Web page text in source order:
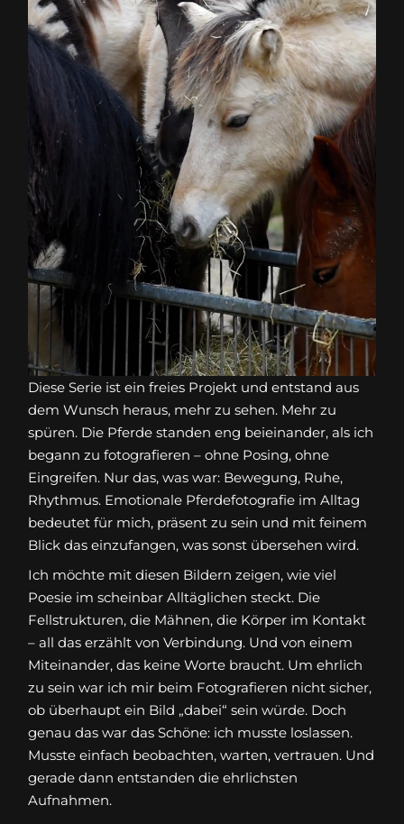
Diese Serie ist ein freies Projekt und entstand aus
dem Wunsch heraus, mehr zu sehen. Mehr zu
spüren. Die Pferde standen eng beieinander, als ich
begann zu fotografieren – ohne Posing, ohne
Eingreifen. Nur das, was war: Bewegung, Ruhe,
Rhythmus. Emotionale Pferdefotografie im Alltag
bedeutet für mich, präsent zu sein und mit feinem
Blick das einzufangen, was sonst übersehen wird.
Ich möchte mit diesen Bildern zeigen, wie viel
Poesie im scheinbar Alltäglichen steckt. Die
Fellstrukturen, die Mähnen, die Körper im Kontakt
– all das erzählt von Verbindung. Und von einem
Miteinander, das keine Worte braucht. Um ehrlich
zu sein war ich mir beim Fotografieren nicht sicher,
ob überhaupt ein Bild „dabei“ sein würde. Doch
genau das war das Schöne: ich musste loslassen.
Musste einfach beobachten, warten, vertrauen. Und
gerade dann entstanden die ehrlichsten
Aufnahmen.